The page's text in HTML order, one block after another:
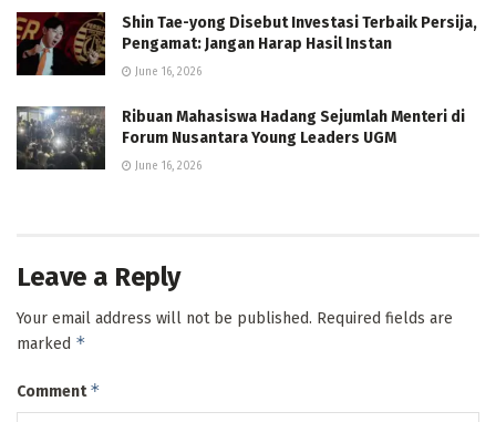
Shin Tae-yong Disebut Investasi Terbaik Persija,
Pengamat: Jangan Harap Hasil Instan
June 16, 2026
Ribuan Mahasiswa Hadang Sejumlah Menteri di
Forum Nusantara Young Leaders UGM
June 16, 2026
Leave a Reply
Your email address will not be published. Required fields are
marked *
Comment*